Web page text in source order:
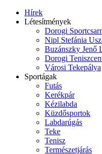
Hírek
Létesítmények
Dorogi
Nipl Stefánia
Buzánszky Jenő
Dorogi
Városi Tekepálya
Sportágak
Futás
Kerékpár
Kézilabda
Küzdősportok
Labdarúgás
Teke
Tenisz
Természetjárás